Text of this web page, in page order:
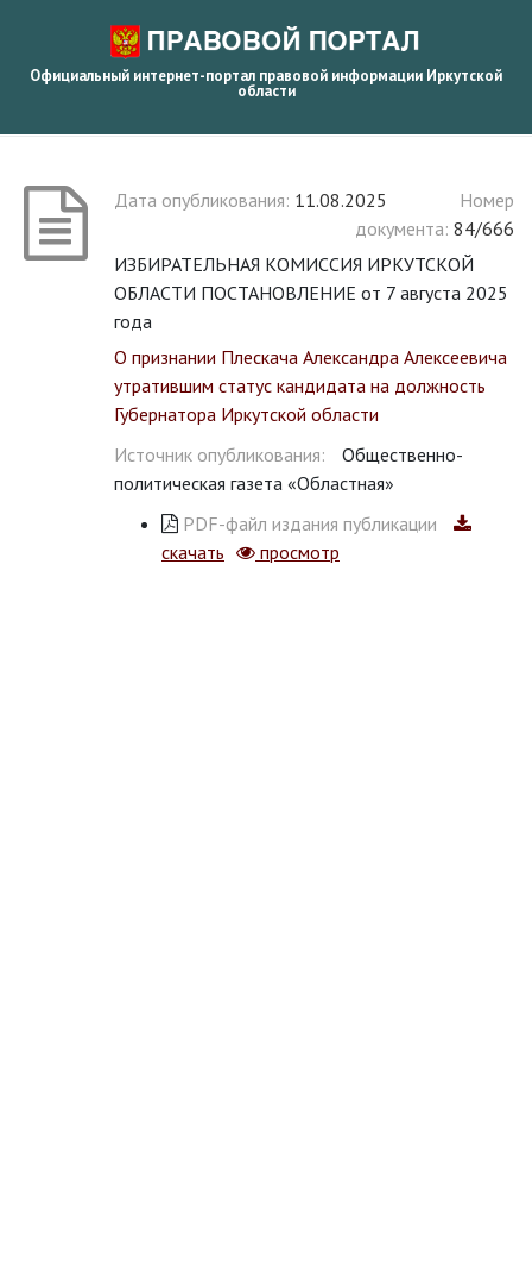
Официальный интернет-портал правовой информации Иркутской
области
Дата опубликования: 11.08.2025
Номер
документа: 84/666
ИЗБИРАТЕЛЬНАЯ КОМИССИЯ ИРКУТСКОЙ
ОБЛАСТИ ПОСТАНОВЛЕНИЕ от 7 августа 2025
года
О признании Плескача Александра Алексеевича
утратившим статус кандидата на должность
Губернатора Иркутской области
Источник опубликования:
Общественно-
политическая газета «Областная»
PDF-файл издания публикации
скачать
просмотр